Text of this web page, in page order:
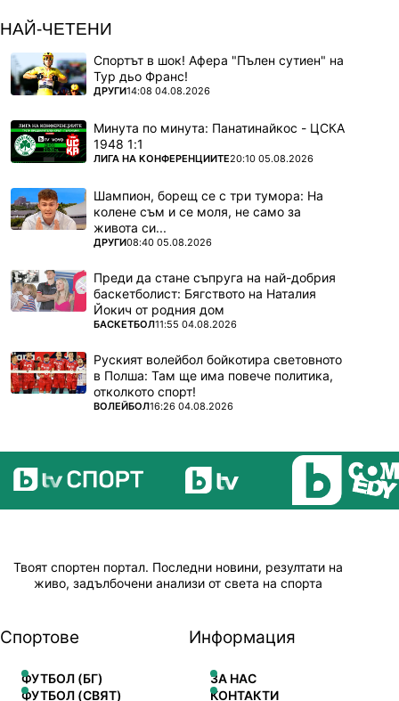
НАЙ-ЧЕТЕНИ
Спортът в шок! Афера "Пълен сутиен" на
Тур дьо Франс!
ПОВЕЧЕ ОТ
ДРУГИ14:08 04.08.2026
Минута по минута: Панатинайкос - ЦСКА
1948 1:1
ПОВЕЧЕ ОТ
ЛИГА НА КОНФЕРЕНЦИИТЕ20:10 05.08.2026
Шампион, борещ се с три тумора: На
колене съм и се моля, не само за
живота си...
ПОВЕЧЕ ОТ
ДРУГИ08:40 05.08.2026
Преди да стане съпруга на най-добрия
баскетболист: Бягството на Наталия
Йокич от родния дом
ПОВЕЧЕ ОТ
БАСКЕТБОЛ11:55 04.08.2026
Руският волейбол бойкотира световното
в Полша: Там ще има повече политика,
отколкото спорт!
ПОВЕЧЕ ОТ
ВОЛЕЙБОЛ16:26 04.08.2026
Твоят спортен портал. Последни новини, резултати на
живо, задълбочени анализи от света на спорта
Спортове
ФУТБОЛ (БГ)
ФУТБОЛ (СВЯТ)
Информация
ЗА НАС
КОНТАКТИ